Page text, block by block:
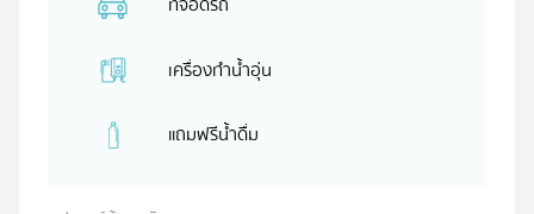
เครื่องทำน้ำอุ่น
แถมฟรีน้ำดื่ม